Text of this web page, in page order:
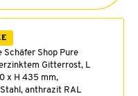
Schäfer Shop Pure
Gitterrost, L
x H 435 mm,
anthrazit RAL